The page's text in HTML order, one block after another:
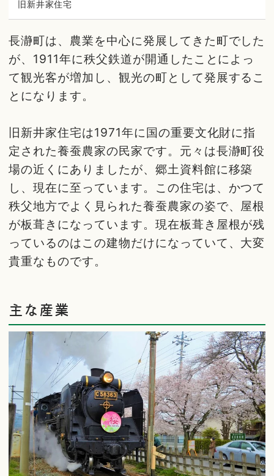
旧新井家住宅
長瀞町は、農業を中心に発展してきた町でした
が、1911年に秩父鉄道が開通したことによっ
て観光客が増加し、観光の町として発展するこ
とになります。
旧新井家住宅は1971年に国の重要文化財に指
定された養蚕農家の民家です。元々は長瀞町役
場の近くにありましたが、郷土資料館に移築
し、現在に至っています。この住宅は、かつて
秩父地方でよく見られた養蚕農家の姿で、屋根
が板葺きになっています。現在板葺き屋根が残
っているのはこの建物だけになっていて、大変
貴重なものです。
主な産業